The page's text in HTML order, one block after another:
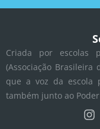
Criada por escolas
(Associação Brasileira
que a voz da escola
também junto ao
I
n